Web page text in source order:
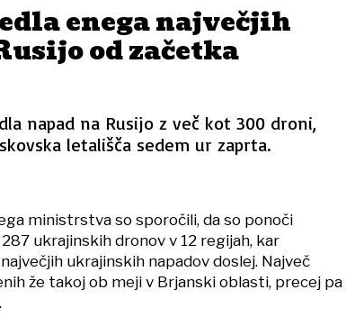
enega največjih
od začetka
napad na Rusijo z več kot 300 droni,
letališča sedem ur zaprta.
ministrstva so sporočili, da so ponoči
ukrajinskih dronov v 12 regijah, kar
ukrajinskih napadov doslej. Največ
že takoj ob meji v Brjanski oblasti, precej pa